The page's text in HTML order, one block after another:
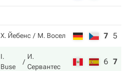
Х. Йебенс М. Восел 7 5
I.
Buse
И.
Сервантес
6 7